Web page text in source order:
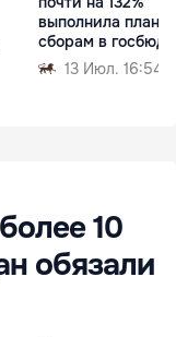
выполнила план
сборам в
13 Июл. 16:54
10
обязали